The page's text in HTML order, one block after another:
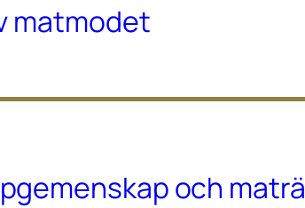
matmodet
och